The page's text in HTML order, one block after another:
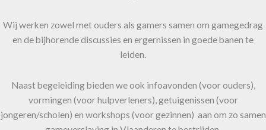
Wij werken zowel met ouders als gamers samen om gamegedrag
en de bijhorende discussies en ergernissen in goede banen te
leiden.
Naast begeleiding bieden we ook infoavonden (voor ouders),
vormingen (voor hulpverleners), getuigenissen (voor
jongeren/scholen) en workshops (voor gezinnen) aan om zo samen